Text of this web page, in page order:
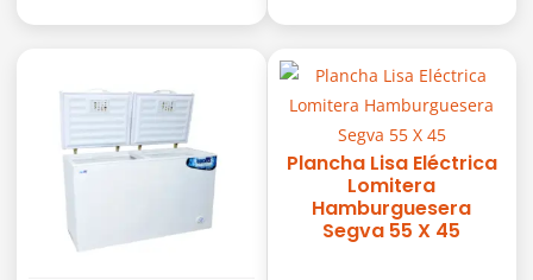
Plancha Lisa Eléctrica
Lomitera
Hamburguesera
Segva 55 X 45